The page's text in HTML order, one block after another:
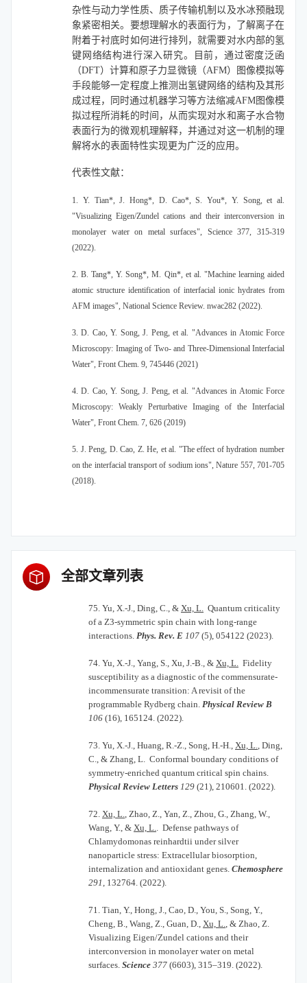
杂性与动力学性质、质子传输机制以及水冰预融现
象紧密相关。要想理解水的表面行为，了解离子在
附着于衬底时如何进行排列，就需要对水内部的氢
键网络结构进行深入研究。目前，通过密度泛函
（DFT）计算和原子力显微镜（AFM）图像模拟等
手段能够一定程度上推测出氢键网络的结构及其形
成过程，
同时通过机器学习等方法缩减AFM图像模
拟过程所消耗的时间，从而实现对水和离子水合物
表面行为的微观机理解释，并通过对这一机制的理
解将水的表面特性实现更为广泛的应用。
代表性文献：
1. Y. Tian*, J. Hong*, D. Cao*, S. You*, Y. Song, et al.
"Visualizing Eigen/Zundel cations and their interconversion in
monolayer water on metal surfaces", Science 377, 315-319
(2022).
2. B. Tang*, Y. Song*, M. Qin*, et al. "Machine learning aided
atomic structure identification of interfacial ionic hydrates from
AFM images", National Science Review. nwac282 (2022).
3. D. Cao, Y. Song, J. Peng, et al. "Advances in Atomic Force
Microscopy: Imaging of Two- and Three-Dimensional Interfacial
Water", Front Chem. 9, 745446 (2021)
4. D. Cao, Y. Song, J. Peng, et al. "Advances in Atomic Force
Microscopy: Weakly Perturbative Imaging of the Interfacial
Water", Front Chem. 7, 626 (2019)
5. J. Peng, D. Cao, Z. He, et al. "The effect of hydration number
on the interfacial transport of sodium ions", Nature 557, 701-705
(2018).
全部文章列表
75. Yu, X.-J., Ding, C., & Xu, L. Quantum criticality
of a Z3-symmetric spin chain with long-range
interactions. Phys. Rev. E 107 (5), 054122 (2023).
74. Yu, X.-J., Yang, S., Xu, J.-B., & Xu, L. Fidelity
susceptibility as a diagnostic of the commensurate-
incommensurate transition: A revisit of the
programmable Rydberg chain. Physical Review B
106 (16), 165124. (2022).
73. Yu, X.-J., Huang, R.-Z., Song, H.-H., Xu, L., Ding,
C., & Zhang, L. Conformal boundary conditions of
symmetry-enriched quantum critical spin chains.
Physical Review Letters 129 (21), 210601. (2022).
72. Xu, L., Zhao, Z., Yan, Z., Zhou, G., Zhang, W.,
Wang, Y., & Xu, L.. Defense pathways of
Chlamydomonas reinhardtii under silver
nanoparticle stress: Extracellular biosorption,
internalization and antioxidant genes. Chemosphere
291, 132764. (2022).
71. Tian, Y., Hong, J., Cao, D., You, S., Song, Y.,
Cheng, B., Wang, Z., Guan, D., Xu, L., & Zhao, Z.
Visualizing Eigen/Zundel cations and their
interconversion in monolayer water on metal
surfaces. Science 377 (6603), 315–319. (2022).